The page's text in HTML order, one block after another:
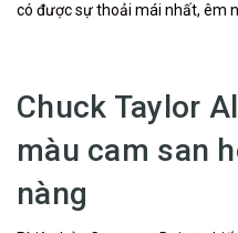
có được sự thoải mái nhất, êm
Chuck Taylor
màu cam san
nàng